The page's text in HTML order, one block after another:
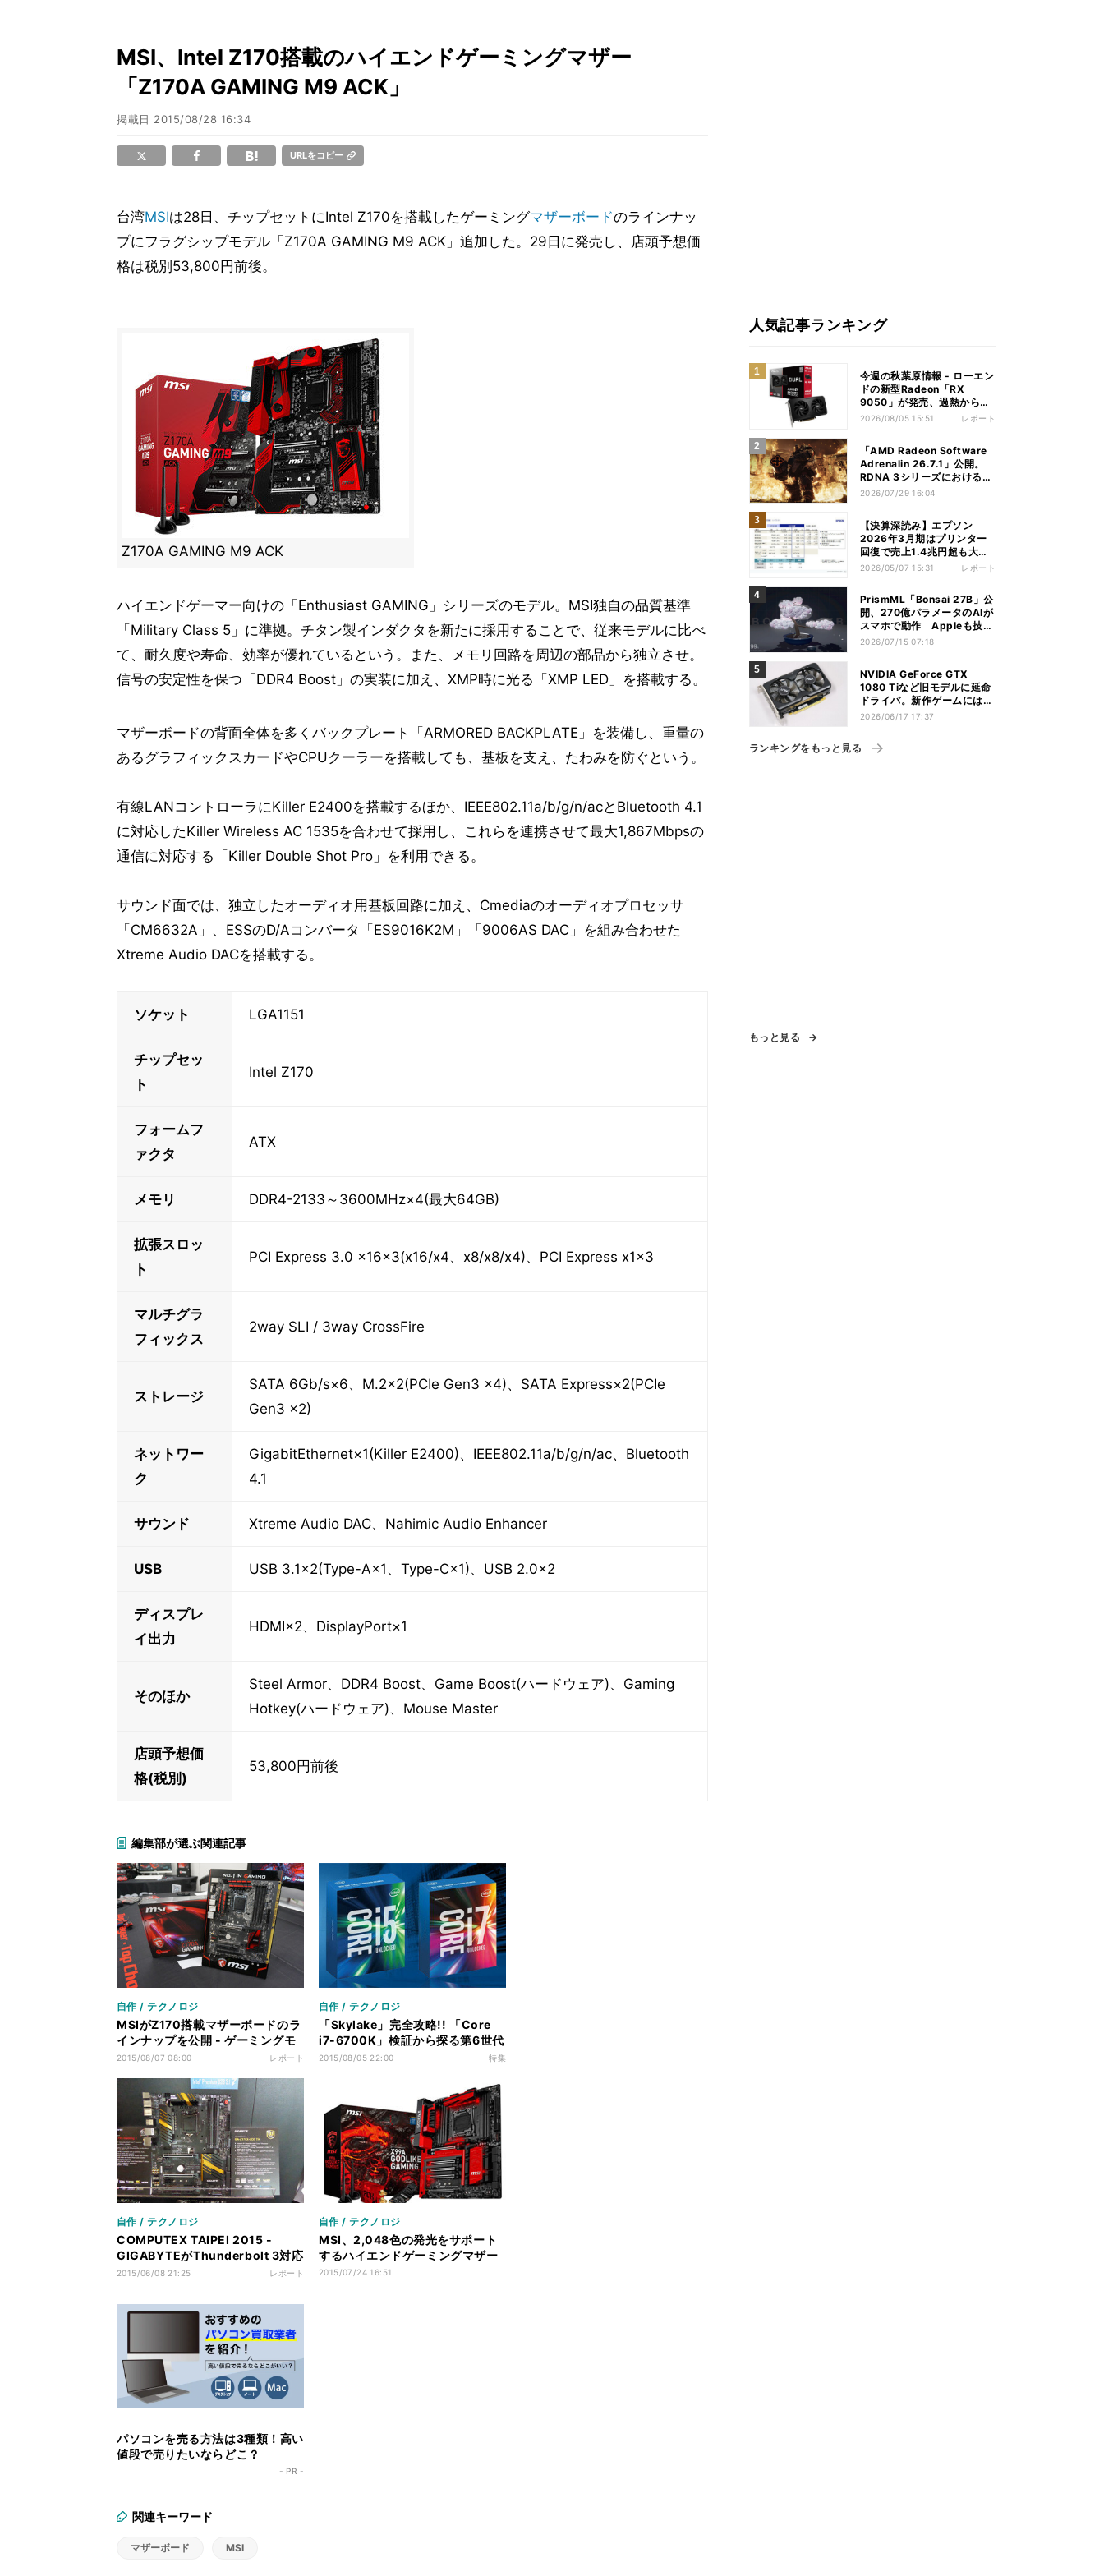
MSI、Intel Z170搭載のハイエンドゲーミングマザー
「Z170A GAMING M9 ACK」
掲載日 2015/08/28 16:34
URLをコピー
台湾MSIは28日、チップセットにIntel Z170を搭載したゲーミングマザーボードのラインナッ
プにフラグシップモデル「Z170A GAMING M9 ACK」追加した。29日に発売し、店頭予想価
格は税別53,800円前後。
Z170A GAMING M9 ACK
ハイエンドゲーマー向けの「Enthusiast GAMING」シリーズのモデル。MSI独自の品質基準
「Military Class 5」に準拠。チタン製インダクタを新たに採用することで、従来モデルに比べ
て、耐久度や寿命、効率が優れているという。また、メモリ回路を周辺の部品から独立させ。
信号の安定性を保つ「DDR4 Boost」の実装に加え、XMP時に光る「XMP LED」を搭載する。
マザーボードの背面全体を多くバックプレート「ARMORED BACKPLATE」を装備し、重量の
あるグラフィックスカードやCPUクーラーを搭載しても、基板を支え、たわみを防ぐという。
有線LANコントローラにKiller E2400を搭載するほか、IEEE802.11a/b/g/n/acとBluetooth 4.1
に対応したKiller Wireless AC 1535を合わせて採用し、これらを連携させて最大1,867Mbpsの
通信に対応する「Killer Double Shot Pro」を利用できる。
サウンド面では、独立したオーディオ用基板回路に加え、Cmediaのオーディオプロセッサ
「CM6632A」、ESSのD/Aコンバータ「ES9016K2M」「9006AS DAC」を組み合わせた
Xtreme Audio DACを搭載する。
ソケット LGA1151
チップセッ
ト
Intel Z170
フォームフ
ァクタ
ATX
メモリ DDR4-2133～3600MHz×4(最大64GB)
拡張スロッ
ト
PCI Express 3.0 x16×3(x16/x4、x8/x8/x4)、PCI Express x1×3
マルチグラ
フィックス
2way SLI / 3way CrossFire
ストレージ
SATA 6Gb/s×6、M.2×2(PCIe Gen3 x4)、SATA Express×2(PCIe
Gen3 x2)
ネットワー
ク
GigabitEthernet×1(Killer E2400)、IEEE802.11a/b/g/n/ac、Bluetooth
4.1
サウンド Xtreme Audio DAC、Nahimic Audio Enhancer
USB USB 3.1×2(Type-A×1、Type-C×1)、USB 2.0×2
ディスプレ
イ出力
HDMI×2、DisplayPort×1
そのほか
Steel Armor、DDR4 Boost、Game Boost(ハードウェア)、Gaming
Hotkey(ハードウェア)、Mouse Master
店頭予想価
格(税別)
53,800円前後
編集部が選ぶ関連記事
自作 / テクノロジ
MSIがZ170搭載マザーボードのラ
インナップを公開 - ゲーミングモ
デルがメインに
2015/08/07 08:00 レポート
自作 / テクノロジ
「Skylake」完全攻略!! 「Core
i7-6700K」検証から探る第6世代
Coreの実力
2015/08/05 22:00 特集
自作 / テクノロジ
COMPUTEX TAIPEI 2015 -
GIGABYTEがThunderbolt 3対応
Skylakeマザーボードを披露
2015/06/08 21:25 レポート
自作 / テクノロジ
MSI、2,048色の発光をサポート
するハイエンドゲーミングマザー
2015/07/24 16:51
パソコンを売る方法は3種類！高い
値段で売りたいならどこ？
- PR -
関連キーワード
マザーボード MSI
人気記事ランキング
今週の秋葉原情報 - ローエン
ドの新型Radeon「RX
9050」が発売、過熱から守
れる電源ケーブルも
2026/08/05 15:51 レポート
「AMD Radeon Software
Adrenalin 26.7.1」公開。
RDNA 3シリーズにおける不
具合多数解消
2026/07/29 16:04
【決算深読み】エプソン
2026年3月期はプリンター
回復で売上1.4兆円超も大幅
減益、今期は増収増益見込む
2026/05/07 15:31 レポート
PrismML「Bonsai 27B」公
開、270億パラメータのAIが
スマホで動作 Appleも技術
を評価
2026/07/15 07:18
NVIDIA GeForce GTX
1080 Tiなど旧モデルに延命
ドライバ。新作ゲームには非
対応
2026/06/17 17:37
ランキングをもっと見る
もっと見る